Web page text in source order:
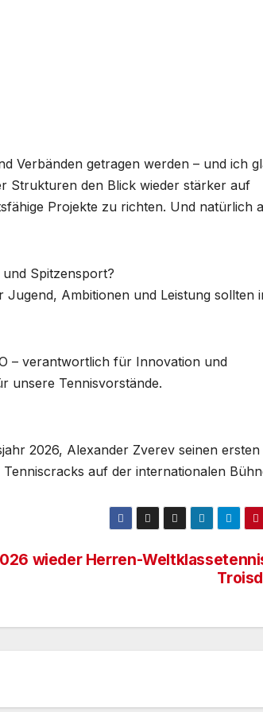
Verbänden getragen werden – und ich
Strukturen den Blick wieder stärker auf
Projekte zu richten. Und natürlich
Spitzensport?
Ambitionen und Leistung sollten
– verantwortlich für Innovation und
unsere Tennisvorstände.
2026, Alexander Zverev seinen ersten
auf der internationalen
wieder Herren-